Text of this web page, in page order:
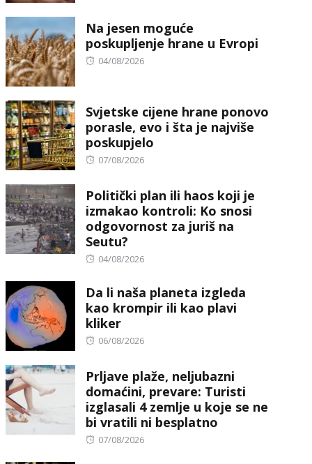
Na jesen moguće
poskupljenje hrane u Evropi
Posted
04/08/2026
Svjetske cijene hrane ponovo
porasle, evo i šta je najviše
poskupjelo
Posted
07/08/2026
Politički plan ili haos koji je
izmakao kontroli: Ko snosi
odgovornost za juriš na
Seutu?
Posted
04/08/2026
Da li naša planeta izgleda
kao krompir ili kao plavi
kliker
Posted
06/08/2026
Prljave plaže, neljubazni
domaćini, prevare: Turisti
izglasali 4 zemlje u koje se ne
bi vratili ni besplatno
Posted
07/08/2026